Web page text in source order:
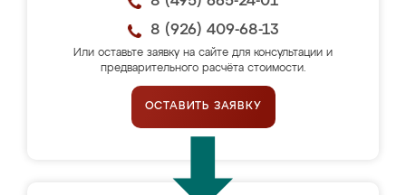
8 (926) 409-68-13
Или оставьте заявку на сайте для консультации и
предварительного расчёта стоимости.
ОСТАВИТЬ ЗАЯВКУ